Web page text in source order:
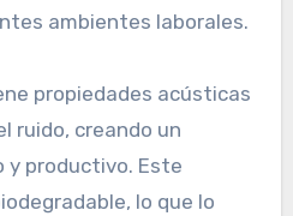
ambientes laborales.
propiedades acústicas
ruido, creando un
y productivo. Este
lo que lo